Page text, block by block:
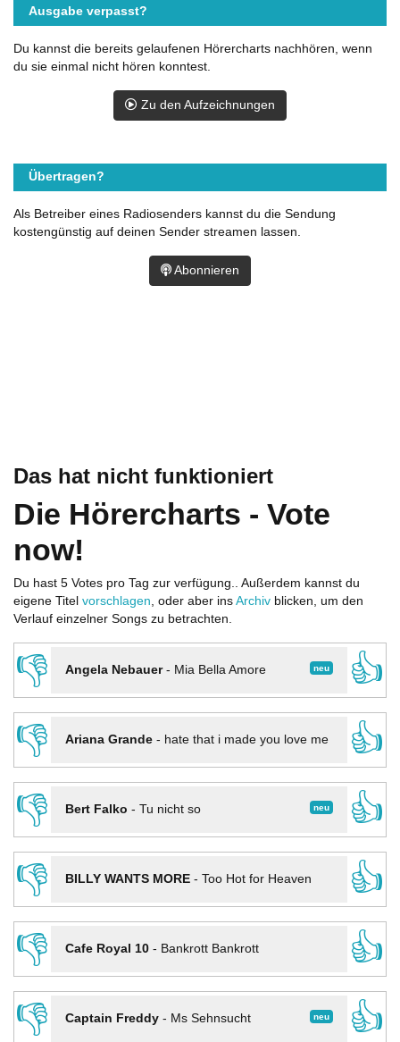
Das hat nicht funktioniert
Die Hörercharts - Vote
now!
Du hast 5 Votes pro Tag zur verfügung.. Außerdem kannst du
eigene Titel vorschlagen, oder aber ins Archiv blicken, um den
Verlauf einzelner Songs zu betrachten.
👎 neu
Angela Nebauer- Mia Bella Amore
👍
👎
Ariana Grande- hate that i made you love me
👍
👎
neu
Bert Falko - Tu nicht so
👍
👎
BILLY WANTS MORE- Too Hot for Heaven
👍
👎
Cafe Royal 10- Bankrott Bankrott
👍
👎
neu
Captain Freddy- Ms Sehnsucht
👍
Ausgabe verpasst?
Du kannst die bereits gelaufenen Hörercharts nachhören, wenn
du sie einmal nicht hören konntest.
Zu den Aufzeichnungen
Übertragen?
Als Betreiber eines Radiosenders kannst du die Sendung
kostengünstig auf deinen Sender streamen lassen.
Abonnieren